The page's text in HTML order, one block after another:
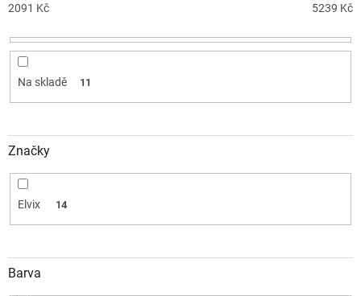
o
u
ů
2091 Kč 5239 Kč
Na skladě 11
Značky
Elvix 14
Barva